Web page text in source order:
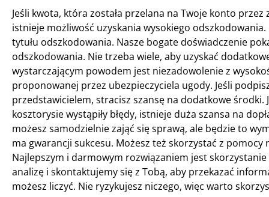
Jeśli kwota, która została przelana na Twoje konto
istnieje możliwość uzyskania wysokiego
tytułu odszkodowania. Nasze bogate doświadczenie
odszkodowania. Nie trzeba wiele, aby uzyskać
wystarczającym powodem jest niezadowolenie z
proponowanej przez ubezpieczyciela ugody. Jeśli
przedstawicielem, stracisz szansę na dodatkowe środki.
kosztorysie wystąpiły błędy, istnieje duża szansa na
możesz samodzielnie zająć się sprawą, ale będzie to
ma gwarancji sukcesu. Możesz też skorzystać z
Najlepszym i darmowym rozwiązaniem jest
analizę i skontaktujemy się z Tobą, aby przekazać
możesz liczyć. Nie ryzykujesz niczego, więc warto